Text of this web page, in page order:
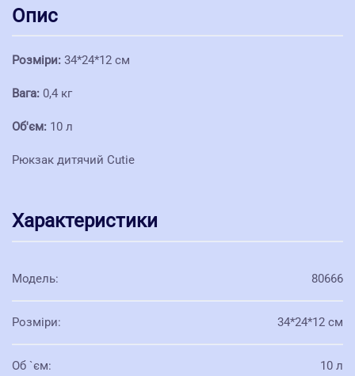
Опис
Розміри: 34*24*12 см
Вага: 0,4 ​​кг
Об'єм: 10 л
Рюкзак дитячий Cutie
Характеристики
Модель: 80666
Розміри: 34*24*12 см
Об `єм: 10 л